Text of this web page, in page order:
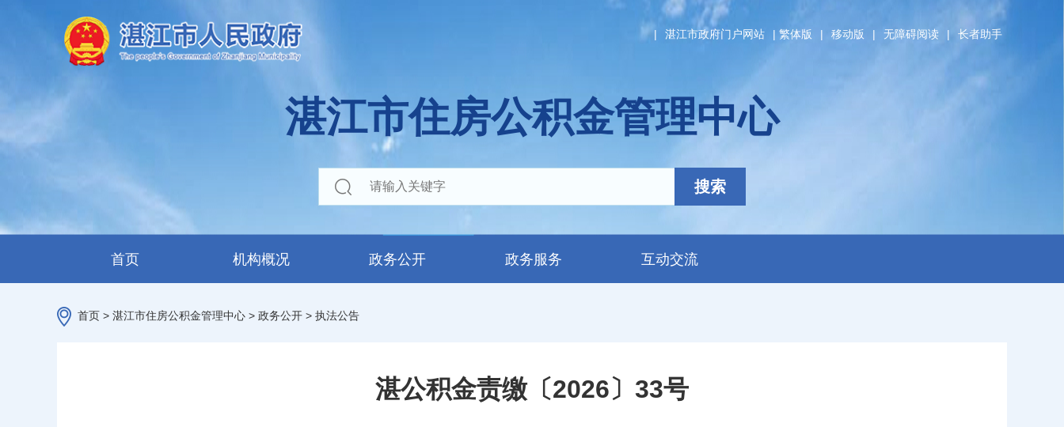
| 湛江市政府门户网站 | 繁体版 | 移动版 | 无障碍阅读 | 长者助手
湛江市住房公积金管理中心
搜索
首页 机构概况 政务公开 政务服务 互动交流
首页 > 湛江市住房公积金管理中心 > 政务公开 > 执法公告
湛公积金责缴〔2026〕33号